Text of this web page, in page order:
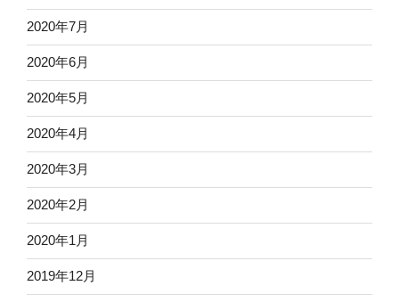
2020年7月
2020年6月
2020年5月
2020年4月
2020年3月
2020年2月
2020年1月
2019年12月